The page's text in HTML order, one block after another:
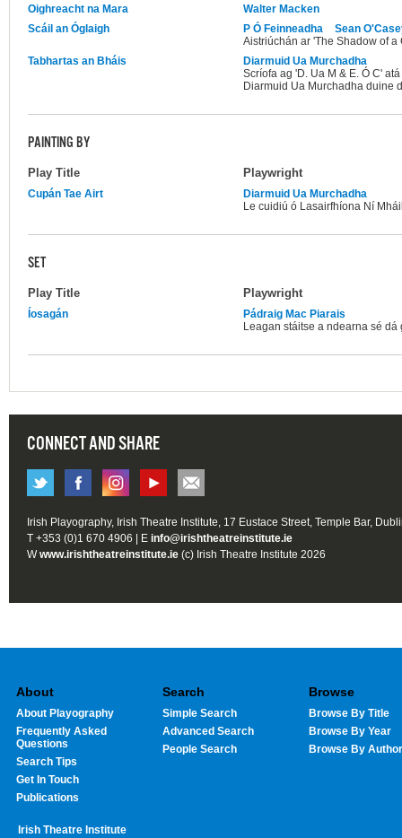
Oighreacht na Mara
Walter Macken
Scáil an Óglaigh
P Ó Feinneadha
Sean
Aistriúchán ar 'The Shadow of a
Tabhartas an Bháis
Diarmuid Ua Murchadha
Scríofa ag 'D. Ua M & E. Ó C'
Diarmuid Ua Murchadha duine
PAINTING BY
Play Title Playwright
Cupán Tae Airt
Diarmuid Ua Murchadha
Le cuidiú ó Lasairfhíona Ní
SET
Play Title Playwright
Íosagán
Pádraig Mac Piarais
Leagan stáitse a ndearna sé
CONNECT AND SHARE
Irish Playography, Irish Theatre Institute, 17 Eustace Street, Temple Bar,
T +353 (0)1 670 4906 | E info@irishtheatreinstitute.ie
Wwww.irishtheatreinstitute.ie (c) Irish Theatre Institute 2026
About
About Playography
Frequently Asked
Questions
Search Tips
Get In Touch
Publications
Search
Simple Search
Advanced Search
People Search
Browse
Browse By Title
Browse By Year
Browse By Author
Irish Theatre Institute